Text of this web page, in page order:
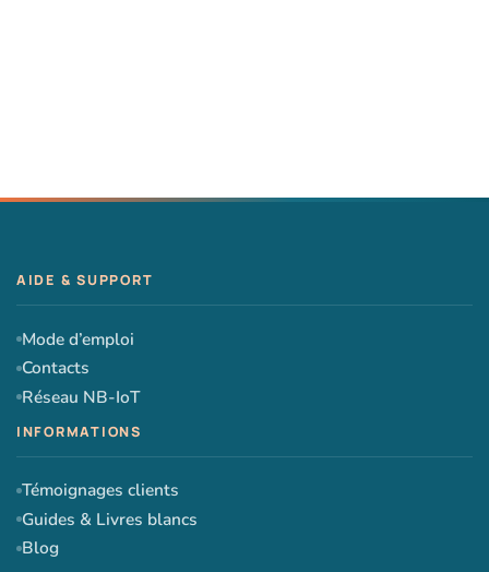
Mode d’emploi
Contacts
Réseau NB-IoT
Témoignages clients
Guides & Livres blancs
Blog